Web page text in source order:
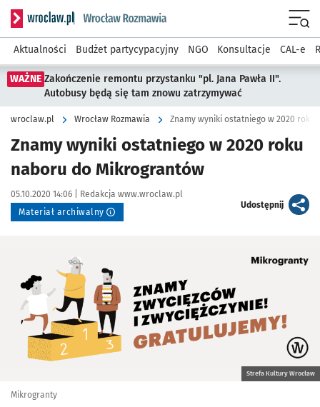
Serwis informacyjny wroclaw.pl podserwis: Rozmawia
Aktualności Budżet partycypacyjny NGO Konsultacje CAL-e
WAŻNE Zakończenie remontu przystanku "pl. Jana Pawła II".
Autobusy będą się tam znowu zatrzymywać
wroclaw.pl Wrocław Rozmawia Znamy wyniki ostatniego w 2020
Znamy wyniki ostatniego w 2020 roku
naboru do Mikrograntów
Data publikacji:
05.10.2020 14:06 | Autor:
Redakcja www.wroclaw.pl
Materiał archiwalny
Udostępnijartykuł
Strefa Kultury Wrocław
Mikrogranty